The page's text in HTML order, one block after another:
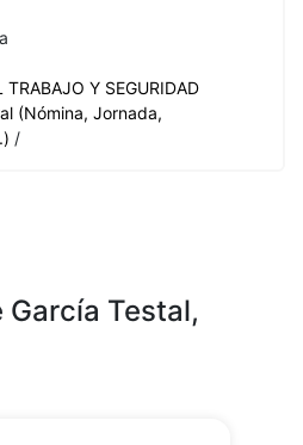
TRABAJO Y SEGURIDAD
(Nómina, Jornada,
/
Testal,